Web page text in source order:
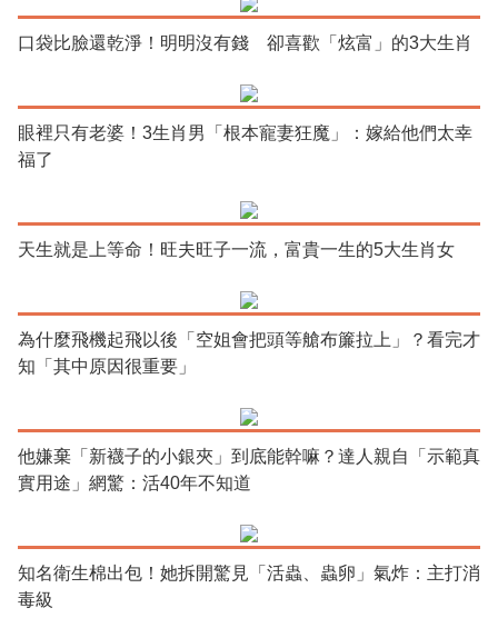
口袋比臉還乾淨！明明沒有錢 卻喜歡「炫富」的3大生肖
眼裡只有老婆！3生肖男「根本寵妻狂魔」：嫁給他們太幸
福了
天生就是上等命！旺夫旺子一流，富貴一生的5大生肖女
為什麼飛機起飛以後「空姐會把頭等艙布簾拉上」？看完才
知「其中原因很重要」
他嫌棄「新襪子的小銀夾」到底能幹嘛？達人親自「示範真
實用途」網驚：活40年不知道
知名衛生棉出包！她拆開驚見「活蟲、蟲卵」氣炸：主打消
毒級